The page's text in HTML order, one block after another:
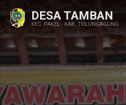
DESA TAMBAN
KEC. PAKEL - KAB. TULUNGAGUNG